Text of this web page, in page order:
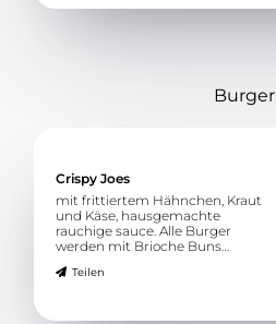
Burger
Crispy Joes
mit frittiertem Hähnchen, Kraut
und Käse, hausgemachte
rauchige sauce. Alle Burger
werden mit Brioche Buns
Teilen